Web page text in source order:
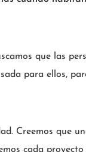
que las
para ellos,
Creemos
cada